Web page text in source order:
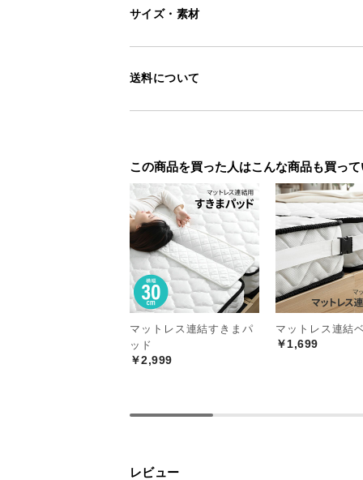
サイズ・素材
送料について
この商品を買った人はこんな商品も買っ
マットレス連結すきまパ
ッド
￥2,999
マットレス連結
￥1,699
レビュー